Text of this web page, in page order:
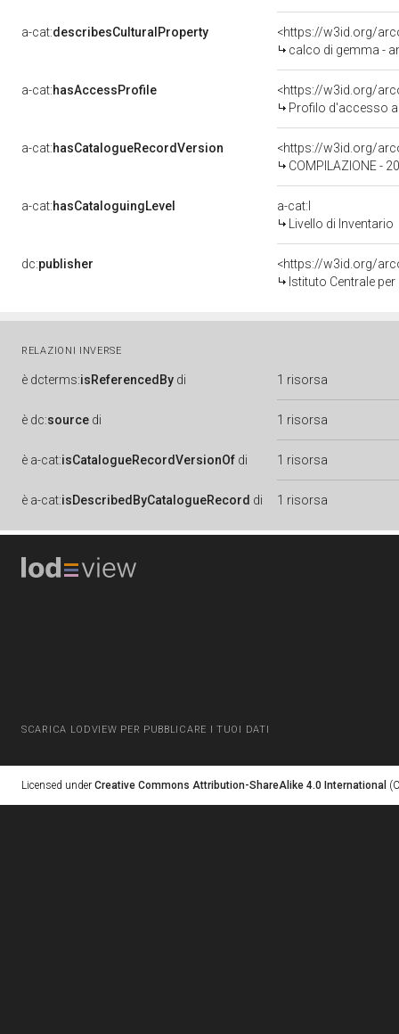
a-cat:describesCulturalProperty
<https://w3id.org/
calco di gemma -
a-cat:hasAccessProfile
<https://w3id.org/
Profilo d'accesso
a-cat:hasCatalogueRecordVersion
<https://w3id.org/
COMPILAZIONE -
a-cat:hasCataloguingLevel
a-cat:I
Livello di Inventario
dc:publisher
<https://w3id.org/
Istituto Centrale
RELAZIONI INVERSE
è dcterms:isReferencedBy di 1 risorsa
è dc:source di 1 risorsa
è a-cat:isCatalogueRecordVersionOf di 1 risorsa
è a-cat:isDescribedByCatalogueRecord di 1 risorsa
SCARICA LODVIEW PER PUBBLICARE I TUOI DATI
Licensed under Creative Commons Attribution-ShareAlike 4.0 International